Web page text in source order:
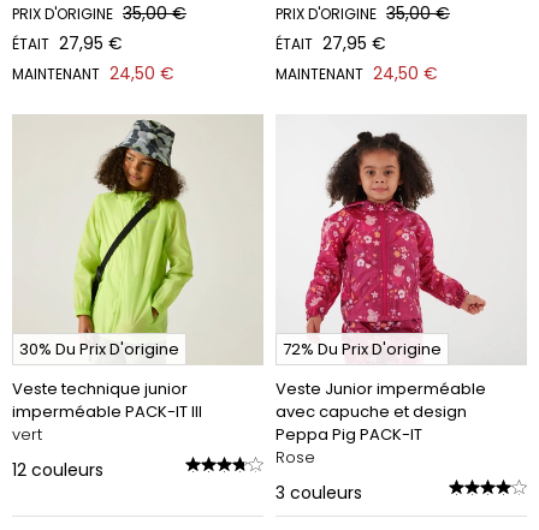
PRIX D'ORIGINE 35,00 €
ÉTAIT 27,95 €
MAINTENANT 24,50 €
PRIX D'ORIGINE 35,00 €
ÉTAIT 27,95 €
MAINTENANT 24,50 €
30% Du Prix D'origine
Veste technique junior
imperméable PACK-IT III
vert
12 couleurs
72% Du Prix D'origine
Veste Junior imperméable
avec capuche et design
Peppa Pig PACK-IT
Rose
3 couleurs